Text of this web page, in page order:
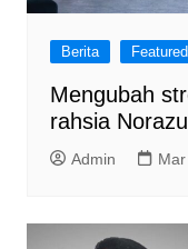
Berita Featured
Mengubah
rahsia
Admin